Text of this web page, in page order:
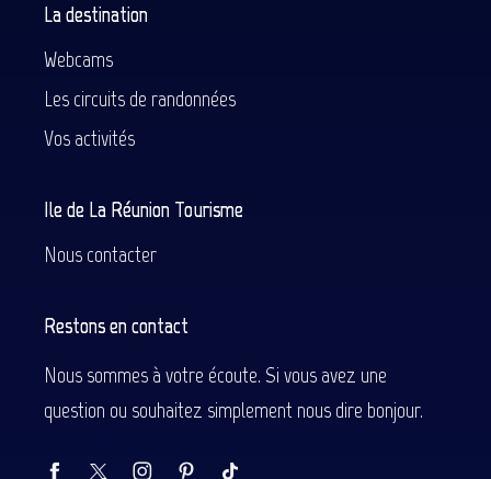
La destination
Webcams
Les circuits de randonnées
Vos activités
Ile de La Réunion Tourisme
Nous contacter
Restons en contact
Nous sommes à votre écoute. Si vous avez une
question ou souhaitez simplement nous dire bonjour.